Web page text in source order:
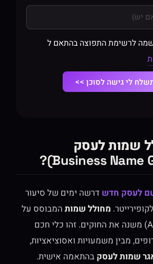
לרשימת התפוצה בהתאם ל
לי גישה לסוכן >>
שמות לעסק
לעסק חדשדרשה ימים של סיעור
מחולל שמותהמבוסס על
בינה מלאכותית (AI) משנה את החוקים. זהו כלי חכם
מבין משמעויות ואסוציאציות,
שמות לעסקבהתאמה אישית.